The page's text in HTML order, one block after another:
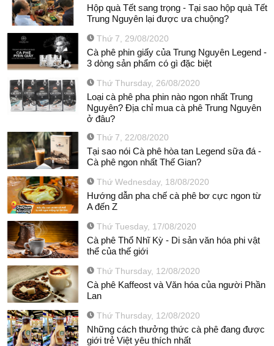
Hộp quà Tết sang trọng - Tại sao hộp quà Tết
Trung Nguyên lại được ưa chuộng?
Thứ 7, 29/08/2020
Cà phê phin giấy của Trung Nguyên Legend -
3 dòng sản phẩm có gì đặc biệt
Thứ Thursday, 26/08/2020
Loại cà phê pha phin nào ngon nhất Trung
Nguyên? Địa chỉ mua cà phê Trung Nguyên
ở đâu?
Thứ 7, 22/08/2020
Tại sao nói Cà phê hòa tan Legend sữa đá -
Cà phê ngon nhất Thế Gian?
Thứ Wednesday, 18/08/2020
Hướng dẫn pha chế cà phê bơ cực ngon từ
A đến Z
Thứ Tuesday, 17/08/2020
Cà phê Thổ Nhĩ Kỳ - Di sản văn hóa phi vật
thể của thế giới
Thứ Thursday, 12/08/2020
Cà phê Kaffeost và Văn hóa của người Phần
Lan
Thứ Thursday, 12/08/2020
Những cách thưởng thức cà phê đang được
giới trẻ Việt yêu thích nhất